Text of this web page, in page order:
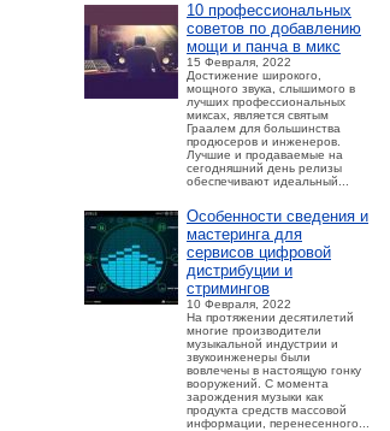
10 профессиональных
советов по добавлению
мощи и панча в микс
15 Февраля, 2022
Достижение широкого,
мощного звука, слышимого в
лучших профессиональных
миксах, является святым
Граалем для большинства
продюсеров и инженеров.
Лучшие и продаваемые на
сегодняшний день релизы
обеспечивают идеальный...
Особенности сведения и
мастеринга для
сервисов цифровой
дистрибуции и
стримингов
10 Февраля, 2022
На протяжении десятилетий
многие производители
музыкальной индустрии и
звукоинженеры были
вовлечены в настоящую гонку
вооружений. С момента
зарождения музыки как
продукта средств массовой
информации, перенесенного...